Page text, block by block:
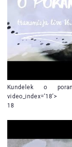
Kundelek o
video_index=’18’>
18